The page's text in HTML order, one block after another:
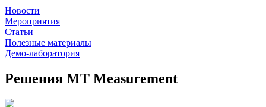
Новости
Мероприятия
Статьи
Полезные материалы
Демо-лаборатория
Решения MT Measurement